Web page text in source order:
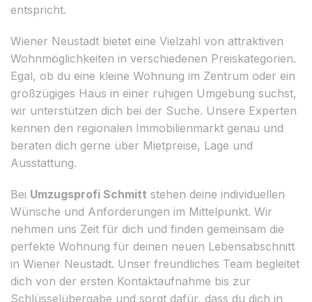
entspricht.
Wiener Neustadt bietet eine Vielzahl von attraktiven
Wohnmöglichkeiten in verschiedenen Preiskategorien.
Egal, ob du eine kleine Wohnung im Zentrum oder ein
großzügiges Haus in einer ruhigen Umgebung suchst,
wir unterstützen dich bei der Suche. Unsere Experten
kennen den regionalen Immobilienmarkt genau und
beraten dich gerne über Mietpreise, Lage und
Ausstattung.
Bei Umzugsprofi Schmitt stehen deine individuellen
Wünsche und Anforderungen im Mittelpunkt. Wir
nehmen uns Zeit für dich und finden gemeinsam die
perfekte Wohnung für deinen neuen Lebensabschnitt
in Wiener Neustadt. Unser freundliches Team begleitet
dich von der ersten Kontaktaufnahme bis zur
Schlüsselübergabe und sorgt dafür, dass du dich in